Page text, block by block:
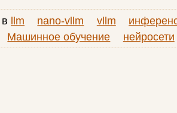
llm nano-vllm vllm
Машинное обучение нейросети